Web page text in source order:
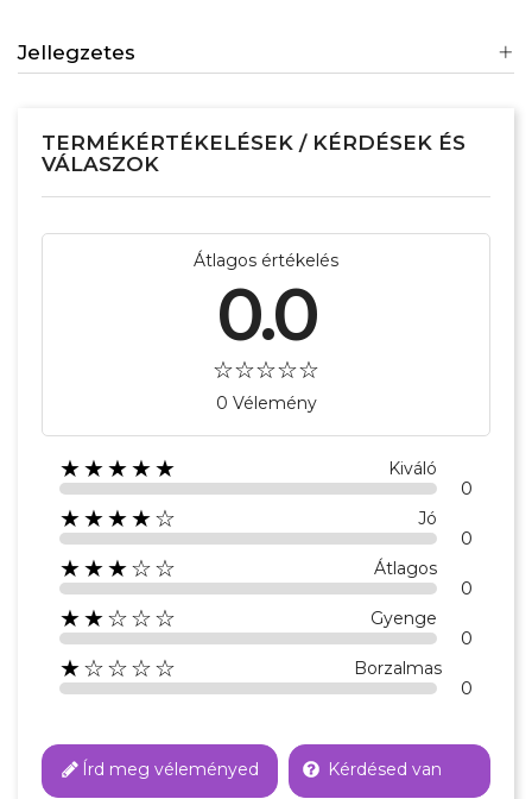
Jellegzetes
TERMÉKÉRTÉKELÉSEK / KÉRDÉSEK ÉS
VÁLASZOK
Átlagos értékelés
0.0
0 Vélemény
★★★★★ Kiváló
0
★★★★☆ Jó
0
★★★☆☆ Átlagos
0
★★☆☆☆ Gyenge
0
★☆☆☆☆ Borzalmas
0
Írd meg véleményed Kérdésed van